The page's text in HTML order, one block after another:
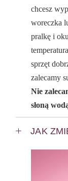
chcesz
woreczka
pralkę i
sprzęt
zalecamy
Nie
słoną
JAK